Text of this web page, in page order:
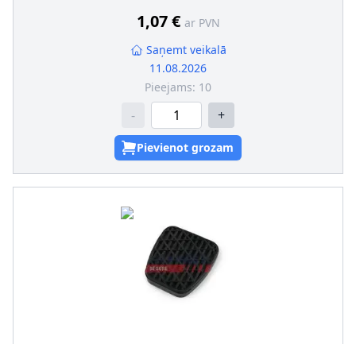
1,07 € ar PVN
Saņemt veikalā
11.08.2026
Pieejams: 10
- +
Pievienot grozam